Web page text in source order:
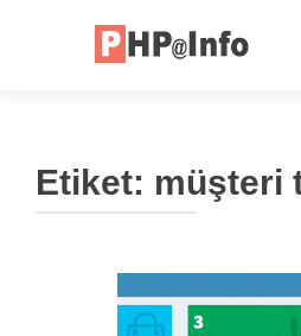
Etiket: müşteri